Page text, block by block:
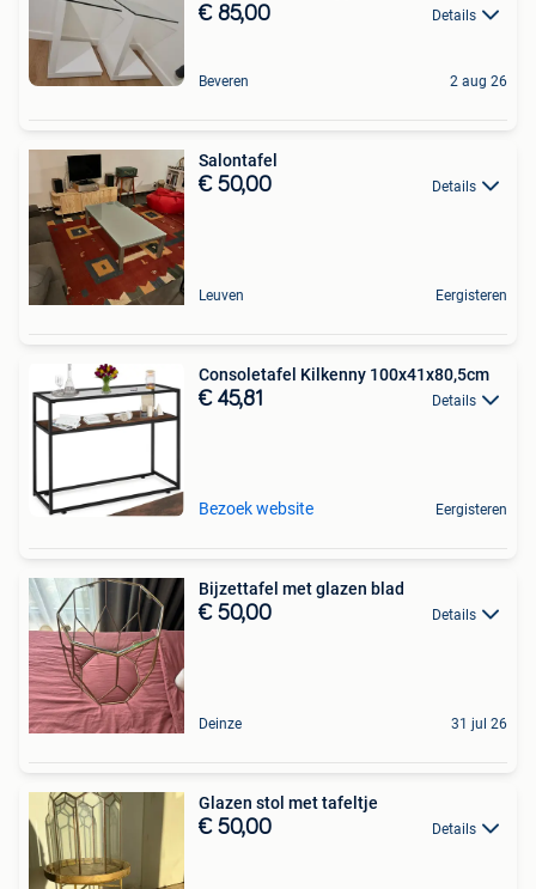
€ 85,00 Details
Beveren 2 aug 26
Salontafel
€ 50,00 Details
Leuven Eergisteren
Consoletafel Kilkenny 100x41x80,5cm
€ 45,81 Details
Bezoek website Eergisteren
Bijzettafel met glazen blad
€ 50,00 Details
Deinze 31 jul 26
Glazen stol met tafeltje
€ 50,00 Details